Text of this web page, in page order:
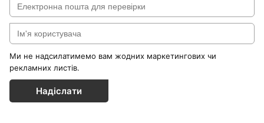
Ми не надсилатимемо вам жодних маркетингових чи
рекламних листів.
Надіслати